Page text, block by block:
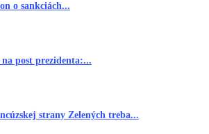
o sankciách...
post prezidenta:...
strany Zelených treba...